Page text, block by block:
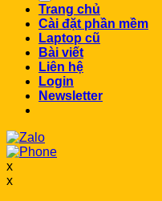
Trang chủ
Cài đặt phần mềm
Laptop cũ
Bài viết
Liên hệ
Login
Newsletter
x
x